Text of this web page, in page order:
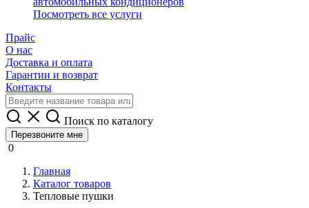
Посмотреть все услуги
Прайс
О нас
Доставка и оплата
Гарантии и возврат
Контакты
Поиск по каталогу
Перезвоните мне
0
Главная
Каталог товаров
Тепловые пушки